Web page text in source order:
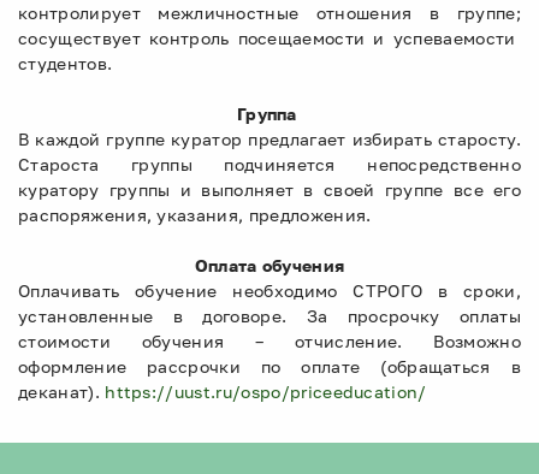
контролирует межличностные отношения в группе;
сосуществует контроль посещаемости и успеваемости
студентов.
Группа
В каждой группе куратор предлагает избирать старосту.
Староста группы подчиняется непосредственно
куратору группы и выполняет в своей группе все его
распоряжения, указания, предложения.
Оплата обучения
Оплачивать обучение необходимо СТРОГО в сроки,
установленные в договоре. За просрочку оплаты
стоимости обучения – отчисление. Возможно
оформление рассрочки по оплате (обращаться в
деканат). https://uust.ru/ospo/priceeducation/